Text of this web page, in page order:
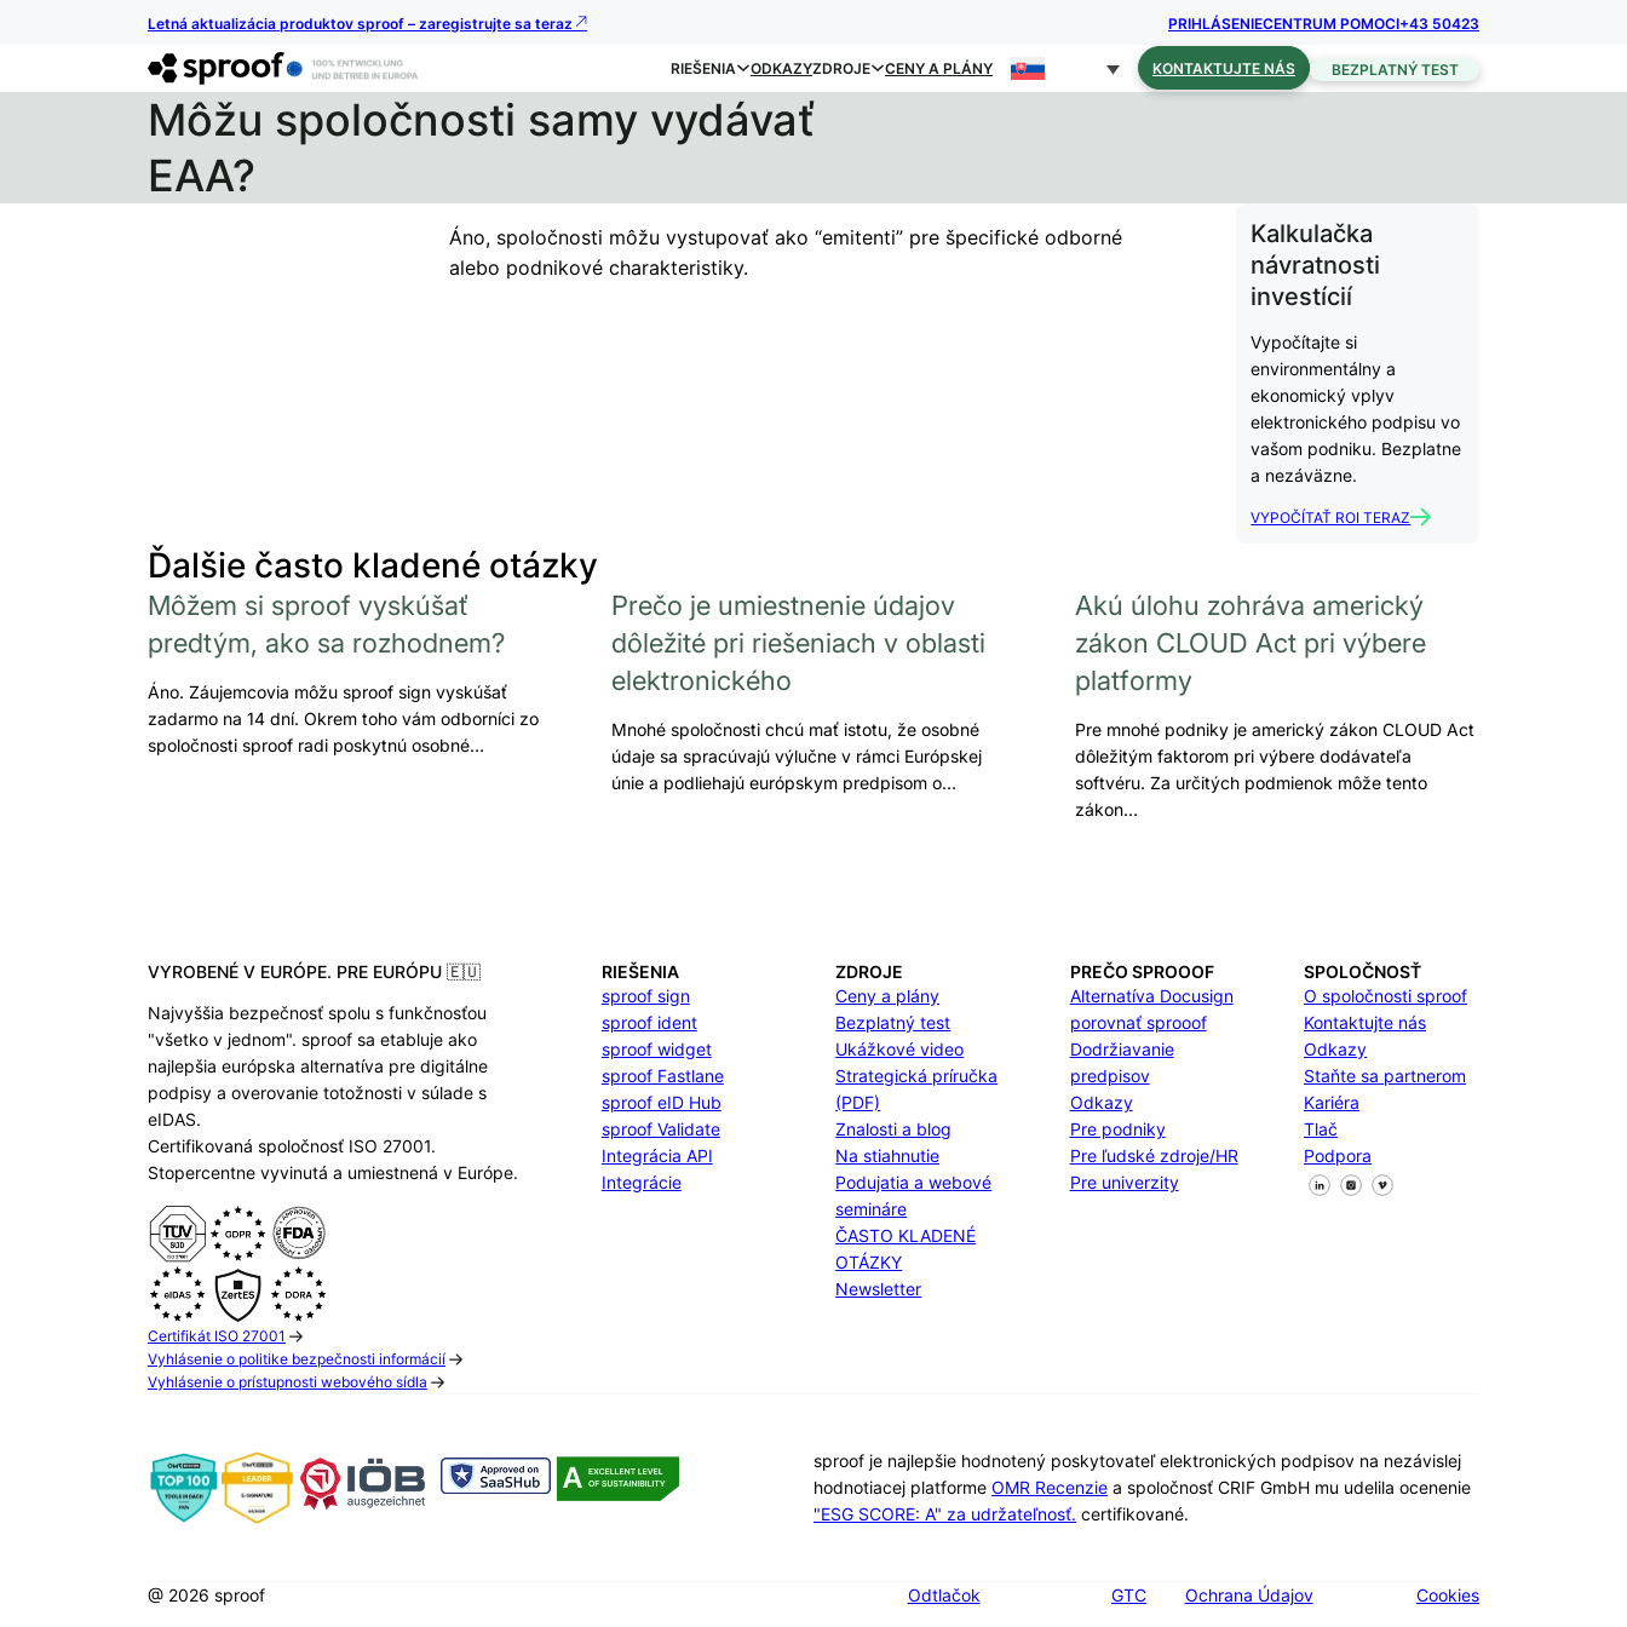
Letná aktualizácia produktov sproof – zaregistrujte sa teraz PRIHLÁSENIECENTRUM POMOCI+43 50423
RIEŠENIA ODKAZYZDROJE CENY A PLÁNY KONTAKTUJTE NÁS BEZPLATNÝ TEST
Môžu spoločnosti samy vydávať
EAA?
Áno, spoločnosti môžu vystupovať ako “emitenti” pre špecifické odborné
alebo podnikové charakteristiky.
Kalkulačka
návratnosti
investícií
Vypočítajte si
environmentálny a
ekonomický vplyv
elektronického podpisu vo
vašom podniku. Bezplatne
a nezáväzne.
VYPOČÍTAŤ ROI TERAZ
Ďalšie často kladené otázky
Môžem si sproof vyskúšať
predtým, ako sa rozhodnem?
Áno. Záujemcovia môžu sproof sign vyskúšať
zadarmo na 14 dní. Okrem toho vám odborníci zo
spoločnosti sproof radi poskytnú osobné…
Prečo je umiestnenie údajov
dôležité pri riešeniach v oblasti
elektronického
Mnohé spoločnosti chcú mať istotu, že osobné
údaje sa spracúvajú výlučne v rámci Európskej
únie a podliehajú európskym predpisom o…
Akú úlohu zohráva americký
zákon CLOUD Act pri výbere
platformy
Pre mnohé podniky je americký zákon CLOUD Act
dôležitým faktorom pri výbere dodávateľa
softvéru. Za určitých podmienok môže tento
zákon…
VYROBENÉ V EURÓPE. PRE EURÓPU 🇪🇺
Najvyššia bezpečnosť spolu s funkčnosťou
"všetko v jednom". sproof sa etabluje ako
najlepšia európska alternatíva pre digitálne
podpisy a overovanie totožnosti v súlade s
eIDAS.
Certifikovaná spoločnosť ISO 27001.
Stopercentne vyvinutá a umiestnená v Európe.
Certifikát ISO 27001
Vyhlásenie o politike bezpečnosti informácií
Vyhlásenie o prístupnosti webového sídla
RIEŠENIA
sproof sign
sproof ident
sproof widget
sproof Fastlane
sproof eID Hub
sproof Validate
Integrácia API
Integrácie
ZDROJE
Ceny a plány
Bezplatný test
Ukážkové video
Strategická príručka
(PDF)
Znalosti a blog
Na stiahnutie
Podujatia a webové
semináre
ČASTO KLADENÉ
OTÁZKY
Newsletter
PREČO SPROOOF
Alternatíva Docusign
porovnať sprooof
Dodržiavanie
predpisov
Odkazy
Pre podniky
Pre ľudské zdroje/HR
Pre univerzity
SPOLOČNOSŤ
O spoločnosti sproof
Kontaktujte nás
Odkazy
Staňte sa partnerom
Kariéra
Tlač
Podpora
Sledujte nás na Facebooku
Sledujte nás na X
Sledujte nás na LinkedIn
sproof je najlepšie hodnotený poskytovateľ elektronických podpisov na nezávislej
hodnotiacej platforme OMR Recenzie a spoločnosť CRIF GmbH mu udelila ocenenie
"ESG SCORE: A" za udržateľnosť. certifikované.
@ 2026 sproof Odtlačok GTC Ochrana Údajov Cookies